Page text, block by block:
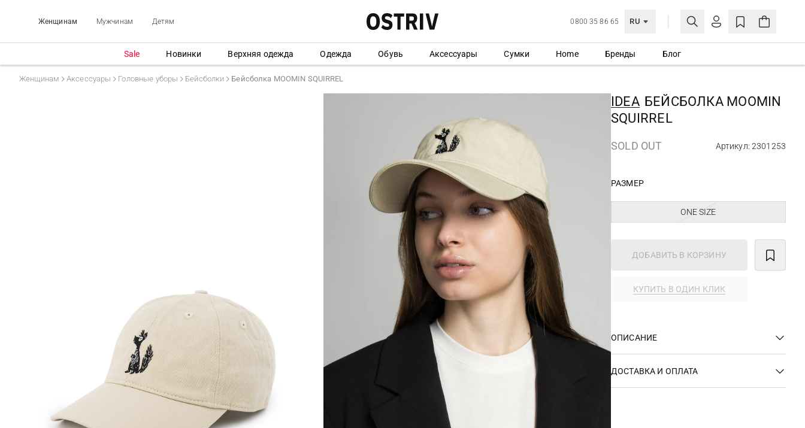
Женщинам Мужчинам Детям 0800 35 86 65 RU
ЛИЧНЫЙ КАБИНЕТ
Еще не зарегистрированы?
СОЗДАТЬ УЧЕТНУЮ ЗАПИСЬ
Sale Новинки Верхняя одежда Одежда Обувь Аксессуары Сумки Home Бренды Блог
Женщинам Аксессуары Головные уборы Бейсболки Бейсболка MOOMIN SQUIRREL
IDEA БЕЙСБОЛКА MOOMIN
SQUIRREL
SOLD OUT Артикул: 2301253
РАЗМЕР
ONE SIZE
ДОБАВИТЬ В КОРЗИНУ
КУПИТЬ В ОДИН КЛИК
ОПИСАНИЕ
ДОСТАВКА И ОПЛАТА